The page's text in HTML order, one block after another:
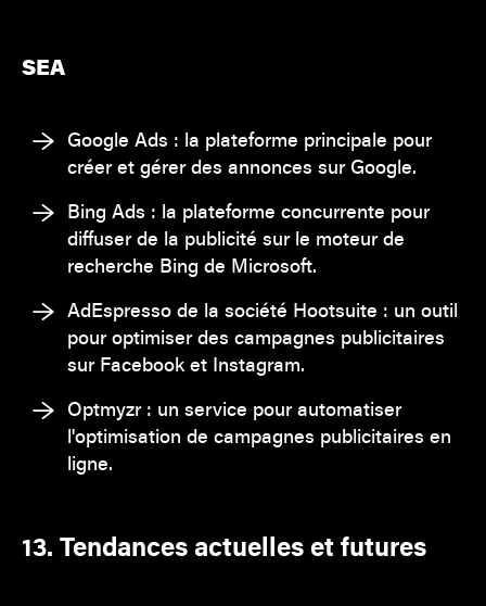
SEA
Google Ads : la plateforme principale pour
créer et gérer des annonces sur Google.
Bing Ads : la plateforme concurrente pour
diffuser de la publicité sur le moteur de
recherche Bing de Microsoft.
AdEspresso de la société Hootsuite : un outil
pour optimiser des campagnes publicitaires
sur Facebook et Instagram.
Optmyzr : un service pour automatiser
l'optimisation de campagnes publicitaires en
ligne.
13. Tendances actuelles et futures